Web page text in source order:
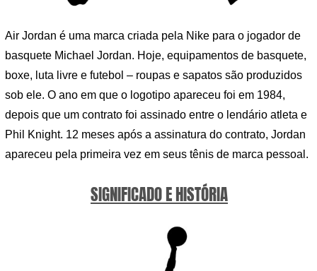
Air Jordan é uma marca criada pela Nike para o jogador de
basquete Michael Jordan. Hoje, equipamentos de basquete,
boxe, luta livre e futebol – roupas e sapatos são produzidos
sob ele. O ano em que o logotipo apareceu foi em 1984,
depois que um contrato foi assinado entre o lendário atleta e
Phil Knight. 12 meses após a assinatura do contrato, Jordan
apareceu pela primeira vez em seus tênis de marca pessoal.
SIGNIFICADO E HISTÓRIA